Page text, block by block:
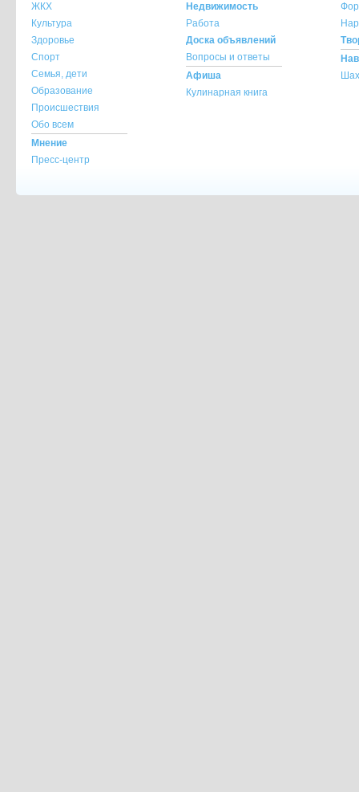
указание источника и автора материала
По всем вопросам обращайтесь на
ЖКХ
Культура
Здоровье
Спорт
Семья, дети
Образование
Происшествия
Обо всем
Мнение
Пресс-центр
Недвижимость
Работа
Доска объявлений
Вопросы и ответы
Афиша
Кулинарная книга